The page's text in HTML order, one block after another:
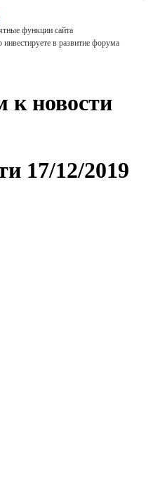
функции сайта
в развитие форума
к новости
17/12/2019